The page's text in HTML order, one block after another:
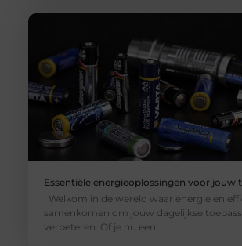
Essentiële energieoplossingen voor jouw
Welkom in de wereld waar energie en
samenkomen om jouw dagelijkse
verbeteren. Of je nu een